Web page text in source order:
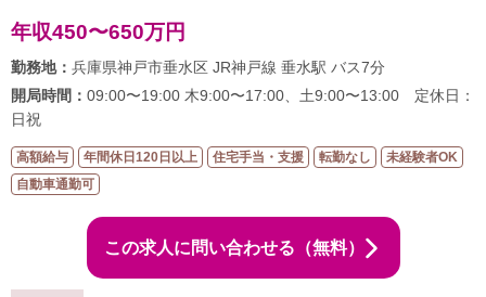
年収450〜650万円
勤務地： 兵庫県神戸市垂水区 JR神戸線 垂水駅 バス7分
開局時間： 09:00〜19:00 木9:00〜17:00、土9:00〜13:00 定休日：
日祝
高額給与 年間休日120日以上 住宅手当・支援 転勤なし
未経験者OK
自動車通勤可
この求人に問い合わせる（無料）